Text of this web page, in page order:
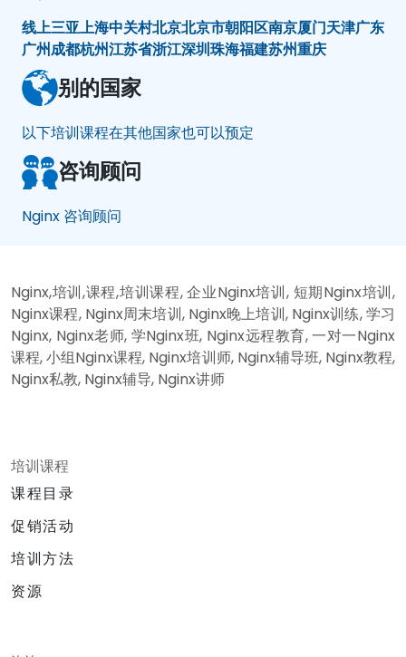
线上三亚上海中关村北京北京市朝阳区南京厦门天津广东
广州成都杭州江苏省浙江深圳珠海福建苏州重庆
别的国家
以下培训课程在其他国家也可以预定
咨询顾问
Nginx 咨询顾问
Nginx,培训,课程,培训课程, 企业Nginx培训, 短期Nginx培训,
Nginx课程, Nginx周末培训, Nginx晚上培训, Nginx训练, 学习
Nginx, Nginx老师, 学Nginx班, Nginx远程教育, 一对一Nginx
课程, 小组Nginx课程, Nginx培训师, Nginx辅导班, Nginx教程,
Nginx私教, Nginx辅导, Nginx讲师
培训课程
课程目录
促销活动
培训方法
资源